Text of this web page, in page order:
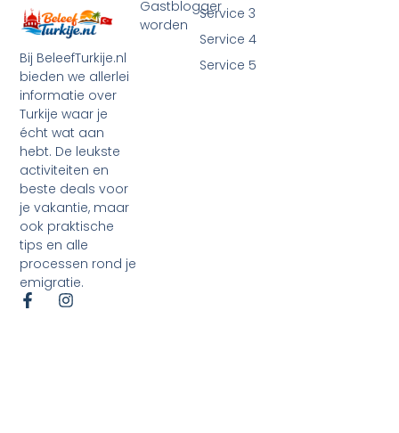
Bij BeleefTurkije.nl
bieden we allerlei
informatie over
Turkije waar je
écht wat aan
hebt. De leukste
activiteiten en
beste deals voor
je vakantie, maar
ook praktische
tips en alle
processen rond je
emigratie.
Service 3
Service 4
Service 5
Gastblogger
worden